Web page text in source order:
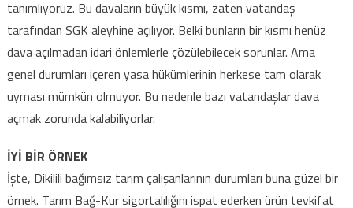
tanımlıyoruz. Bu davaların büyük kısmı, zaten vatandaş
tarafından SGK aleyhine açılıyor. Belki bunların bir kısmı henüz
dava açılmadan idari önlemlerle çözülebilecek sorunlar. Ama
genel durumları içeren yasa hükümlerinin herkese tam olarak
uyması mümkün olmuyor. Bu nedenle bazı vatandaşlar dava
açmak zorunda kalabiliyorlar.
İYİ BİR ÖRNEK
İşte, Dikilili bağımsız tarım çalışanlarının durumları buna güzel bir
örnek. Tarım Bağ-Kur sigortalılığını ispat ederken ürün tevkifat